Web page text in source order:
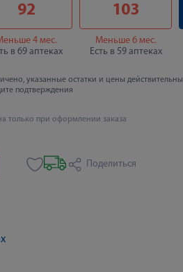
92
4 мес.
в 69 аптеках
103
Меньше 6 мес.
Есть в 59 аптеках
указанные остатки и цены
подтверждения
только при оформлении заказа
Поделиться